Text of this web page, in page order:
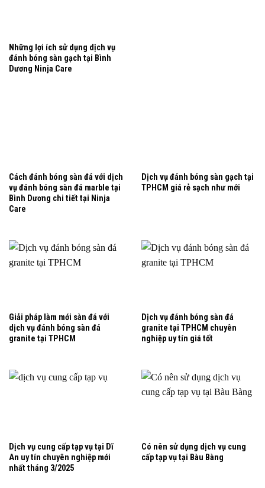
Những lợi ích sử dụng dịch vụ
đánh bóng sàn gạch tại Bình
Dương Ninja Care
Cách đánh bóng sàn đá với dịch
vụ đánh bóng sàn đá marble tại
Bình Dương chi tiết tại Ninja
Care
Dịch vụ đánh bóng sàn gạch tại
TPHCM giá rẻ sạch như mới
Giải pháp làm mới sàn đá với
dịch vụ đánh bóng sàn đá
granite tại TPHCM
Dịch vụ đánh bóng sàn đá
granite tại TPHCM chuyên
nghiệp uy tín giá tốt
Dịch vụ cung cấp tạp vụ tại Dĩ
An uy tín chuyên nghiệp mới
nhất tháng 3/2025
Có nên sử dụng dịch vụ cung
cấp tạp vụ tại Bàu Bàng